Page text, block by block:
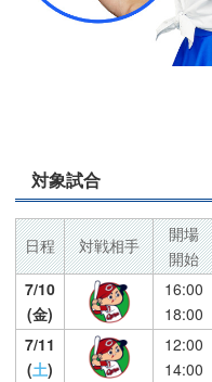
対象試合
日程 対戦相手
開場
開始
7/10
(金)
16:00
18:00
7/11
(土)
12:00
14:00